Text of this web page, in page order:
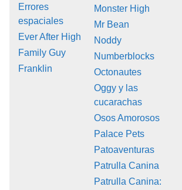
Errores
espaciales
Ever After High
Family Guy
Franklin
Monster High
Mr Bean
Noddy
Numberblocks
Octonautes
Oggy y las
cucarachas
Osos Amorosos
Palace Pets
Patoaventuras
Patrulla Canina
Patrulla Canina: